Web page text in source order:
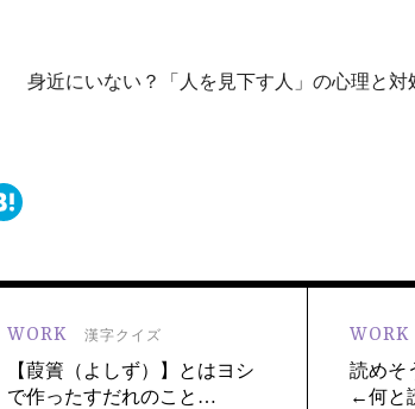
身近にいない？「人を見下す人」の心理と対
WORK 漢字クイズ
【葭簀（よしず）】とはヨシ
で作ったすだれのこと…
WORK
読めそ
←何と